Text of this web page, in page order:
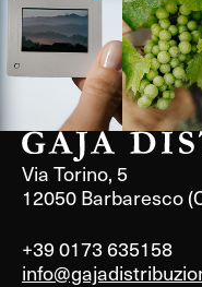
Via Torino, 5
12050 Barbaresco
+39 0173 635158